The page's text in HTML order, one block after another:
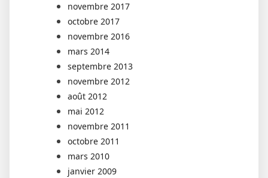
novembre 2017
octobre 2017
novembre 2016
mars 2014
septembre 2013
novembre 2012
août 2012
mai 2012
novembre 2011
octobre 2011
mars 2010
janvier 2009